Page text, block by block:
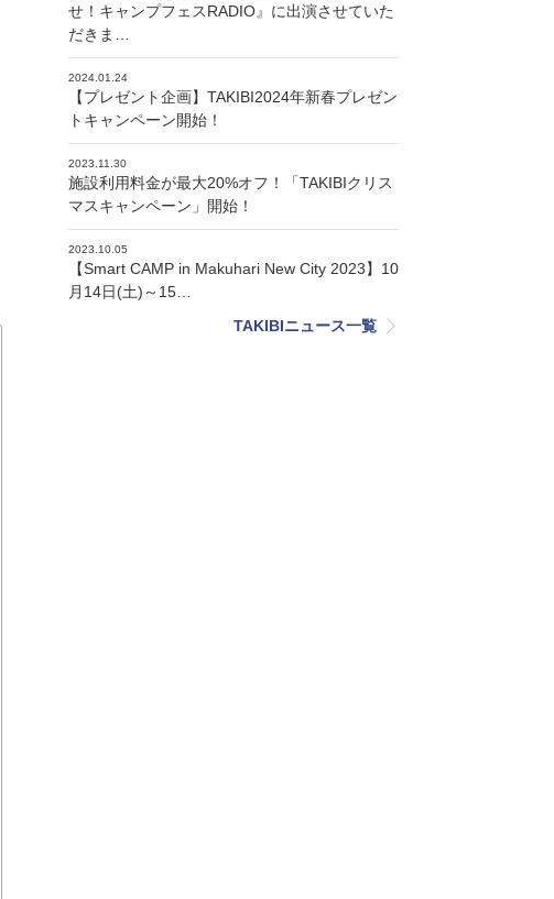
せ！キャンプフェスRADIO』に出演させていた
だきま…
2024.01.24
【プレゼント企画】TAKIBI2024年新春プレゼン
トキャンペーン開始！
2023.11.30
施設利用料金が最大20%オフ！「TAKIBIクリス
マスキャンペーン」開始！
2023.10.05
【Smart CAMP in Makuhari New City 2023】10
月14日(土)～15…
TAKIBIニュース一覧